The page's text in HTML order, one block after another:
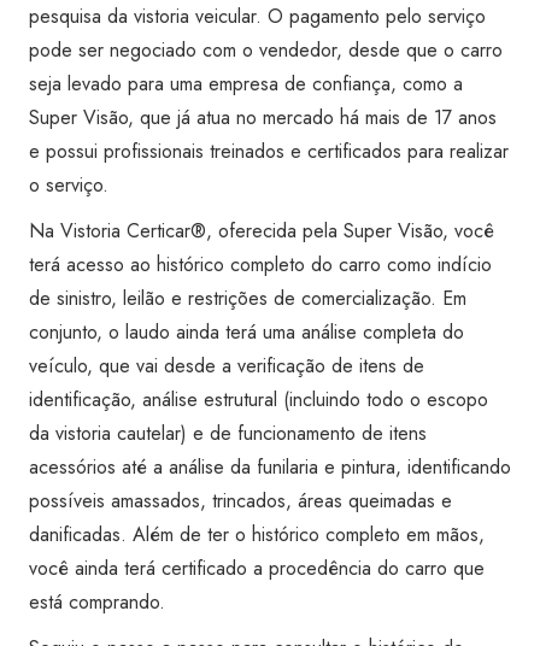
pesquisa da vistoria veicular. O pagamento pelo serviço
pode ser negociado com o vendedor, desde que o carro
seja levado para uma empresa de confiança, como a
Super Visão, que já atua no mercado há mais de 17 anos
e possui profissionais treinados e certificados para realizar
o serviço.
Na Vistoria Certicar®, oferecida pela Super Visão, você
terá acesso ao histórico completo do carro como indício
de sinistro, leilão e restrições de comercialização. Em
conjunto, o laudo ainda terá uma análise completa do
veículo, que vai desde a verificação de itens de
identificação, análise estrutural (incluindo todo o escopo
da vistoria cautelar) e de funcionamento de itens
acessórios até a análise da funilaria e pintura, identificando
possíveis amassados, trincados, áreas queimadas e
danificadas. Além de ter o histórico completo em mãos,
você ainda terá certificado a procedência do carro que
está comprando.